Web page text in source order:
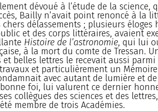
dévoué à l’étude de la science,
Bailly n’avait point renoncé à la
délassements ; plusieurs éloges
et des corps littéraires, avaient
Histoire de l’astronomie, qui lui
à la mort du comte de Tressan.
belles lettres le recevait aussi parmi
et particulièrement un
avec autant de lumière et
foi, lui valurent ce dernier
collègues des sciences et des
membre de trois Académies.